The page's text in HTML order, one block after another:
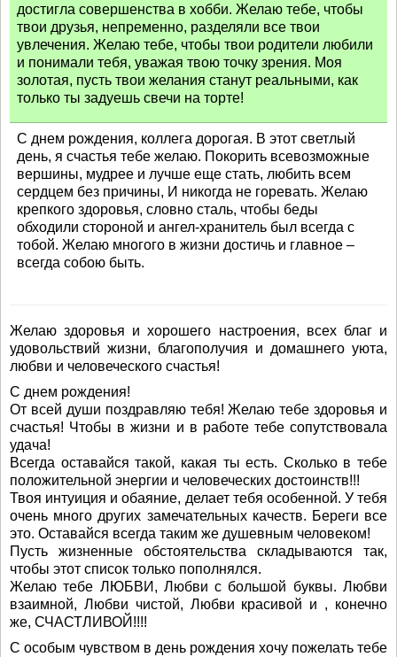
достигла совершенства в хобби. Желаю тебе, чтобы
твои друзья, непременно, разделяли все твои
увлечения. Желаю тебе, чтобы твои родители любили
и понимали тебя, уважая твою точку зрения. Моя
золотая, пусть твои желания станут реальными, как
только ты задуешь свечи на торте!
С днем рождения, коллега дорогая. В этот светлый
день, я счастья тебе желаю. Покорить всевозможные
вершины, мудрее и лучше еще стать, любить всем
сердцем без причины, И никогда не горевать. Желаю
крепкого здоровья, словно сталь, чтобы беды
обходили стороной и ангел-хранитель был всегда с
тобой. Желаю многого в жизни достичь и главное –
всегда собою быть.
Желаю здоровья и хорошего настроения, всех благ и
удовольствий жизни, благополучия и домашнего уюта,
любви и человеческого счастья!
С днем рождения!
От всей души поздравляю тебя! Желаю тебе здоровья и
счастья! Чтобы в жизни и в работе тебе сопутствовала
удача!
Всегда оставайся такой, какая ты есть. Сколько в тебе
положительной энергии и человеческих достоинств!!!
Твоя интуиция и обаяние, делает тебя особенной. У тебя
очень много других замечательных качеств. Береги все
это. Оставайся всегда таким же душевным человеком!
Пусть жизненные обстоятельства складываются так,
чтобы этот список только пополнялся.
Желаю тебе ЛЮБВИ, Любви с большой буквы. Любви
взаимной, Любви чистой, Любви красивой и , конечно
же, СЧАСТЛИВОЙ!!!!
С особым чувством в день рождения хочу пожелать тебе